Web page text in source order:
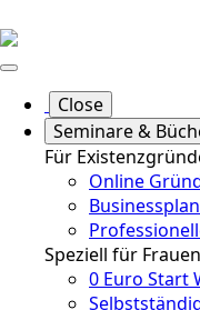
Close
Seminare &
Für
Online
Speziell für Frauen
0 Euro Start